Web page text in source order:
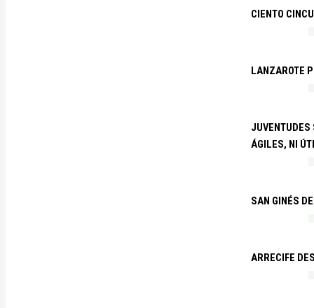
CIENTO
LANZAROTE
JUVENTUDES
ÁGILES, NI
SAN GINÉS
ARRECIFE